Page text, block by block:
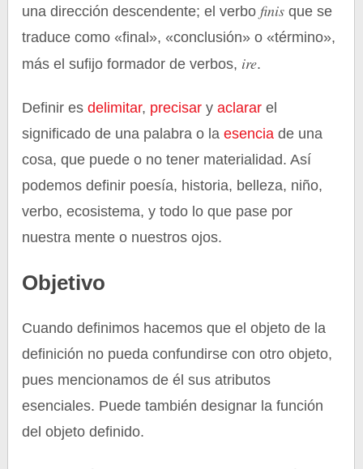
una dirección descendente; el verbo finis que se
traduce como «final», «conclusión» o «término»,
más el sufijo formador de verbos, ire.
Definir esdelimitar, precisar yaclarar el
significado de una palabra o la esencia de una
cosa, que puede o no tener materialidad. Así
podemos definir poesía, historia, belleza, niño,
verbo, ecosistema, y todo lo que pase por
nuestra mente o nuestros ojos.
Objetivo
Cuando definimos hacemos que el objeto de la
definición no pueda confundirse con otro objeto,
pues mencionamos de él sus atributos
esenciales. Puede también designar la función
del objeto definido.